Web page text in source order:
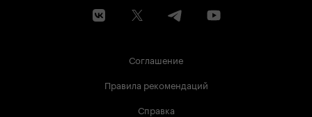
Соглашение
Правила рекомендаций
Справка